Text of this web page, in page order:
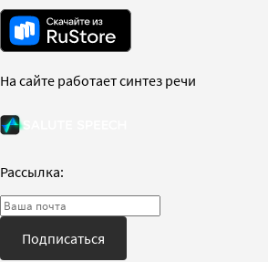
На сайте работает синтез речи
Рассылка:
Подписаться